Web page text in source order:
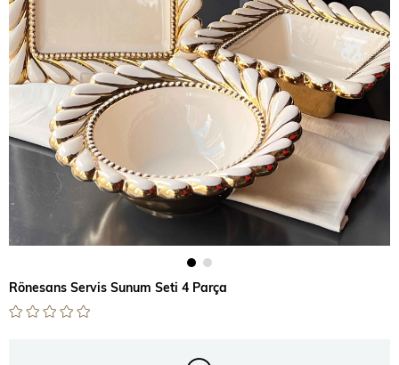
Rönesans Servis Sunum Seti 4 Parça